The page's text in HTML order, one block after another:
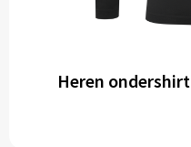
Heren ondershirt